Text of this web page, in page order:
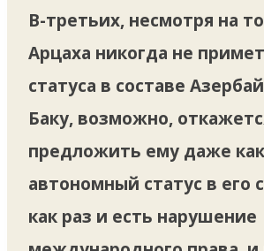
В-третьих, несмотря на
Арцаха никогда не
статуса в составе
Баку, возможно,
предложить ему даже
автономный статус в его
как раз и есть нарушение